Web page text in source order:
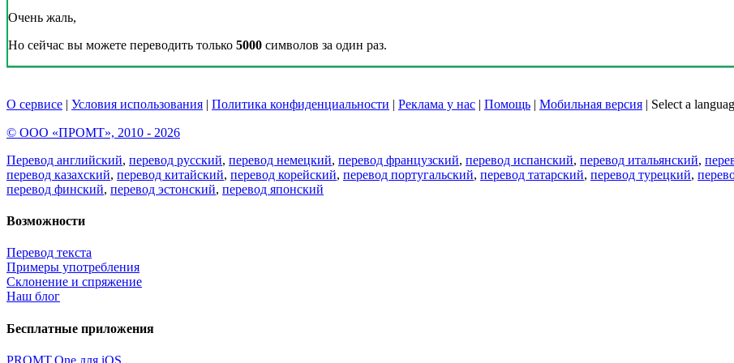
Очень жаль,
Но сейчас вы можете переводить только 5000 символов за один раз.
О сервисе | Условия использования | Политика конфиденциальности | Реклама у нас | Помощь | Мобильная версия | Select a
© ООО «ПРОМТ», 2010 - 2026
Перевод английский, перевод русский, перевод немецкий, перевод французский, перевод испанский, перевод итальянский,
перевод казахский, перевод китайский, перевод корейский, перевод португальский, перевод татарский, перевод турецкий,
перевод финский, перевод эстонский, перевод японский
Возможности
Перевод текста
Примеры употребления
Склонение и спряжение
Наш блог
Бесплатные приложения
PROMT.One для iOS